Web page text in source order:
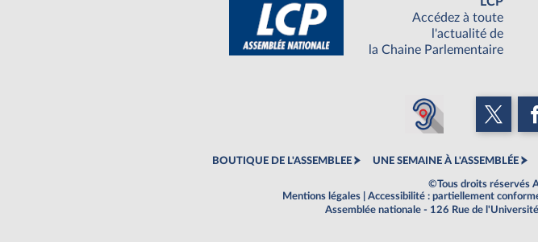
Accédez à toute
l'actualité de
la Chaine Parlementaire
BOUTIQUE DE L'ASSEMBLEE UNE SEMAINE À L'ASSEMBLÉE
©Tous droits réservés
Mentions légales
Accessibilité : partiellement
Assemblée nationale - 126 Rue de